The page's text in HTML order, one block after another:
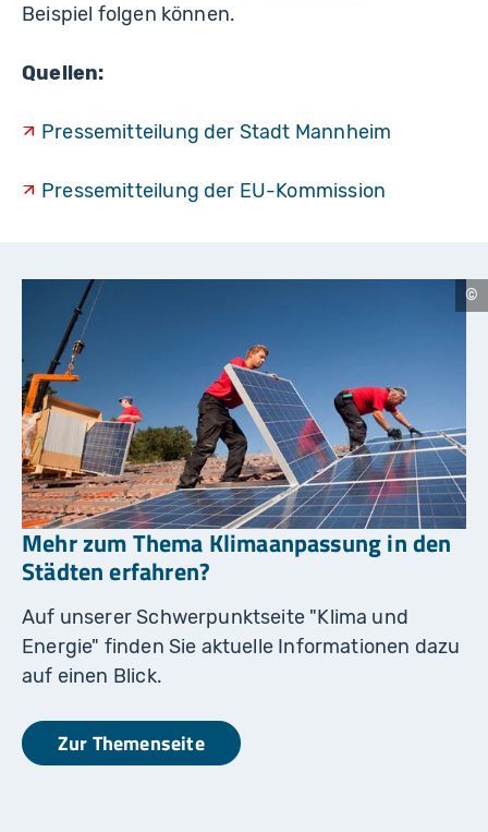
Beispiel folgen können.
Quellen:
Pressemitteilung der Stadt Mannheim
Pressemitteilung der EU-Kommission
A
m
a
e
s
/
S
Mehr zum Thema Klimaanpassung in den
Städten erfahren?
Auf unserer Schwerpunktseite "Klima und
Energie" finden Sie aktuelle Informationen dazu
auf einen Blick.
Zur Themenseite